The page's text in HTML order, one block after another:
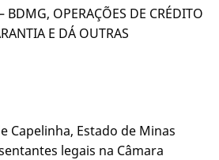
BDMG, OPERAÇÕES DE CRÉDITO
E DÁ OUTRAS
Capelinha, Estado de Minas
legais na Câmara